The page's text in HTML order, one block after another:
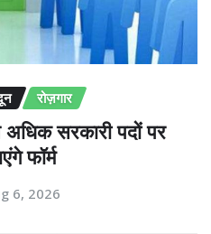
रोज़गार
सरकारी पदों पर
फॉर्म
6, 2026